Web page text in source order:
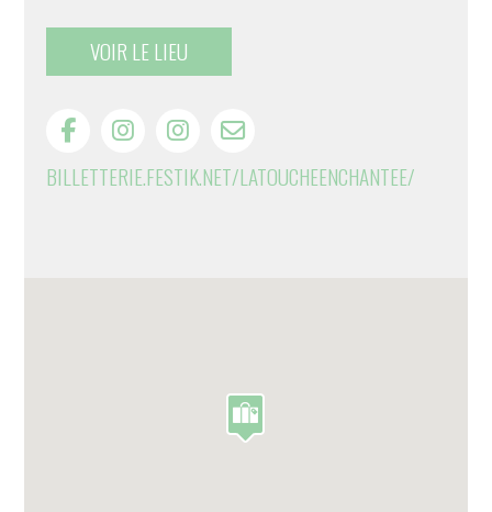
VOIR LE LIEU
BILLETTERIE.FESTIK.NET/LATOUCHEENCHANTEE/